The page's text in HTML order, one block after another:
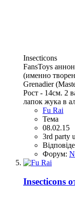
Insecticons
FansToys
(именно
Grenadier
Рост - 14см. 2
лапок жука в
Fu Rai
Тема
08.02.15
3rd party
Форум:
Insecticons